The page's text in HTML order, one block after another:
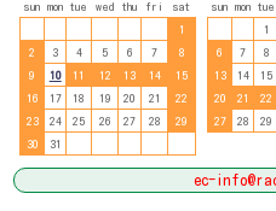
sun mon tue wed thu fri
sat
1
2
3 4 5 6 7
8
9
10 11 12 13 14
15
16
17 18 19 20 21
22
23
24 25 26 27 28
29
30
31
sun mon tue
1
6
7 8
13
14 15
20
21 22
27
28 29
ec-